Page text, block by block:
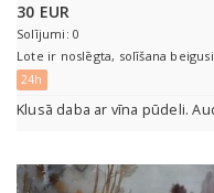
30 EUR
Solījumi: 0
Lote ir noslēgta, solīšana
24h
Klusā daba ar vīna pūdeli.